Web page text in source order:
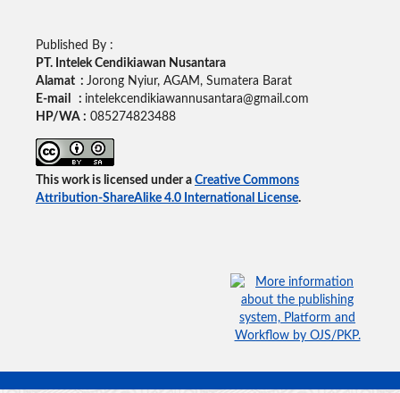
Published By :
PT. Intelek Cendikiawan Nusantara
Alamat : Jorong Nyiur, AGAM, Sumatera Barat
E-mail : intelekcendikiawannusantara@gmail.com
HP/WA : 085274823488
This work is licensed under a Creative Commons
Attribution-ShareAlike 4.0 International License.